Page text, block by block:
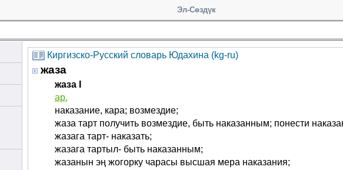
Эл-Сөздүк
Киргизско-Русский словарь Юдахина (kg-ru)
жаза
жаза I
ар.
наказание, кара; возмездие;
жаза тарт получить возмездие, быть наказанным; понести
жазага тарт- наказать;
жазага тартыл- быть наказанным;
жазанын эң жогорку чарасы высшая мера наказания;